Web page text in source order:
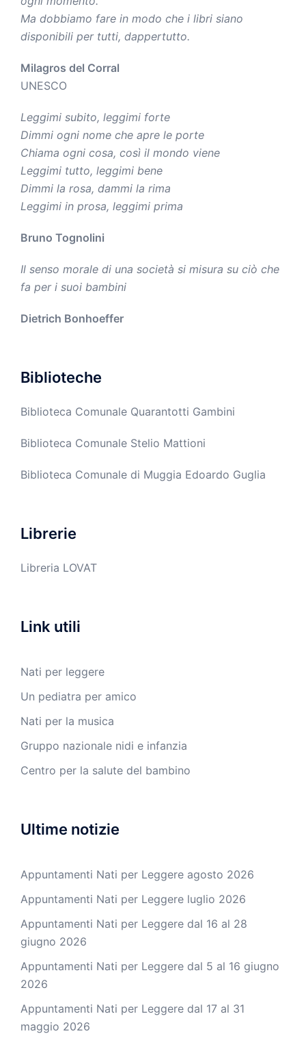
Ma dobbiamo fare in modo che i libri siano
disponibili per tutti, dappertutto.
Milagros del Corral
UNESCO
Leggimi subito, leggimi forte
Dimmi ogni nome che apre le porte
Chiama ogni cosa, così il mondo viene
Leggimi tutto, leggimi bene
Dimmi la rosa, dammi la rima
Leggimi in prosa, leggimi prima
Bruno Tognolini
Il senso morale di una società si misura su ciò che
fa per i suoi bambini
Dietrich Bonhoeffer
Biblioteche
Biblioteca Comunale Quarantotti Gambini
Biblioteca Comunale Stelio Mattioni
Biblioteca Comunale di Muggia Edoardo Guglia
Librerie
Libreria LOVAT
Link utili
Nati per leggere
Un pediatra per amico
Nati per la musica
Gruppo nazionale nidi e infanzia
Centro per la salute del bambino
Ultime notizie
Appuntamenti Nati per Leggere agosto 2026
Appuntamenti Nati per Leggere luglio 2026
Appuntamenti Nati per Leggere dal 16 al 28
giugno 2026
Appuntamenti Nati per Leggere dal 5 al 16 giugno
2026
Appuntamenti Nati per Leggere dal 17 al 31
maggio 2026